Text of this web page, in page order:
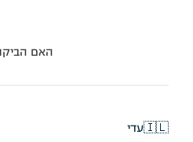
האם
🇮🇱עדי